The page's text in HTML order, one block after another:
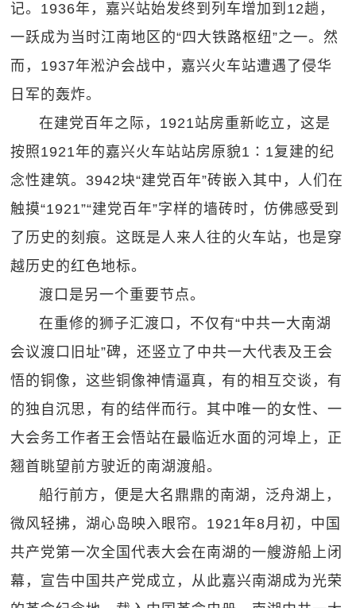
记。1936年，嘉兴站始发终到列车增加到12趟，
一跃成为当时江南地区的“四大铁路枢纽”之一。然
而，1937年淞沪会战中，嘉兴火车站遭遇了侵华
日军的轰炸。
在建党百年之际，1921站房重新屹立，这是
按照1921年的嘉兴火车站站房原貌1∶1复建的纪
念性建筑。3942块“建党百年”砖嵌入其中，人们在
触摸“1921”“建党百年”字样的墙砖时，仿佛感受到
了历史的刻痕。这既是人来人往的火车站，也是穿
越历史的红色地标。
渡口是另一个重要节点。
在重修的狮子汇渡口，不仅有“中共一大南湖
会议渡口旧址”碑，还竖立了中共一大代表及王会
悟的铜像，这些铜像神情逼真，有的相互交谈，有
的独自沉思，有的结伴而行。其中唯一的女性、一
大会务工作者王会悟站在最临近水面的河埠上，正
翘首眺望前方驶近的南湖渡船。
船行前方，便是大名鼎鼎的南湖，泛舟湖上，
微风轻拂，湖心岛映入眼帘。1921年8月初，中国
共产党第一次全国代表大会在南湖的一艘游船上闭
幕，宣告中国共产党成立，从此嘉兴南湖成为光荣